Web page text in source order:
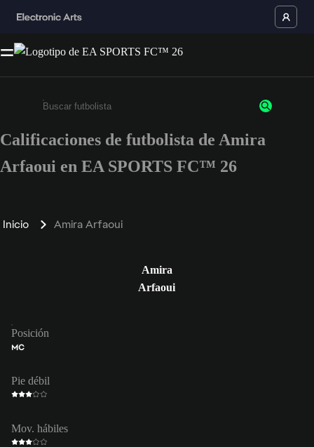
Ingresa un mínimo de 3 caracteres o números
Calificaciones de futbolista de Amira
Arfaoui en EA SPORTS FC™ 26
Inicio Amira Arfaoui
Amira
Arfaoui
Posición
MC
Pie débil
Mov. hábiles